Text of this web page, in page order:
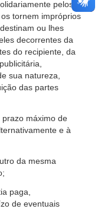
pelos
tornem impróprios
ou lhes
decorrentes da
do recipiente, da
sua natureza,
das partes
máximo de
e à
da mesma
paga,
de eventuais